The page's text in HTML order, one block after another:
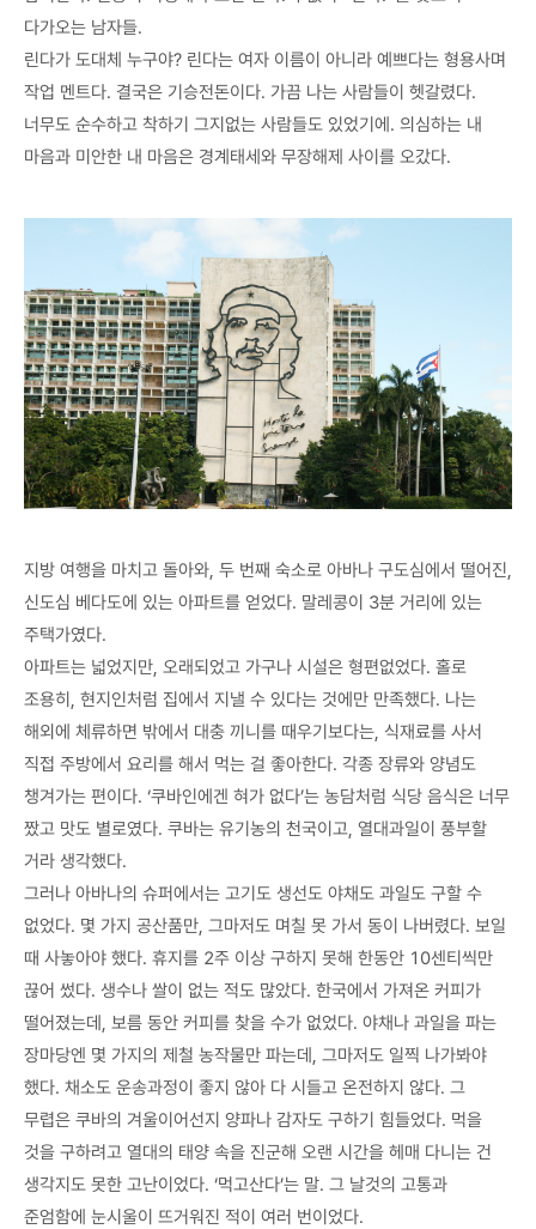
다가오는 남자들.
린다가 도대체 누구야? 린다는 여자 이름이 아니라 예쁘다는 형용사며
작업 멘트다. 결국은 기승전돈이다. 가끔 나는 사람들이 헷갈렸다.
너무도 순수하고 착하기 그지없는 사람들도 있었기에. 의심하는 내
마음과 미안한 내 마음은 경계태세와 무장해제 사이를 오갔다.
지방 여행을 마치고 돌아와, 두 번째 숙소로 아바나 구도심에서 떨어진,
신도심 베다도에 있는 아파트를 얻었다. 말레콩이 3분 거리에 있는
주택가였다.
아파트는 넓었지만, 오래되었고 가구나 시설은 형편없었다. 홀로
조용히, 현지인처럼 집에서 지낼 수 있다는 것에만 만족했다. 나는
해외에 체류하면 밖에서 대충 끼니를 때우기보다는, 식재료를 사서
직접 주방에서 요리를 해서 먹는 걸 좋아한다. 각종 장류와 양념도
챙겨가는 편이다. ‘쿠바인에겐 혀가 없다’는 농담처럼 식당 음식은 너무
짰고 맛도 별로였다. 쿠바는 유기농의 천국이고, 열대과일이 풍부할
거라 생각했다.
그러나 아바나의 슈퍼에서는 고기도 생선도 야채도 과일도 구할 수
없었다. 몇 가지 공산품만, 그마저도 며칠 못 가서 동이 나버렸다. 보일
때 사놓아야 했다. 휴지를 2주 이상 구하지 못해 한동안 10센티씩만
끊어 썼다. 생수나 쌀이 없는 적도 많았다. 한국에서 가져온 커피가
떨어졌는데, 보름 동안 커피를 찾을 수가 없었다. 야채나 과일을 파는
장마당엔 몇 가지의 제철 농작물만 파는데, 그마저도 일찍 나가봐야
했다. 채소도 운송과정이 좋지 않아 다 시들고 온전하지 않다. 그
무렵은 쿠바의 겨울이어선지 양파나 감자도 구하기 힘들었다. 먹을
것을 구하려고 열대의 태양 속을 진군해 오랜 시간을 헤매 다니는 건
생각지도 못한 고난이었다. ‘먹고산다’는 말. 그 날것의 고통과
준엄함에 눈시울이 뜨거워진 적이 여러 번이었다.